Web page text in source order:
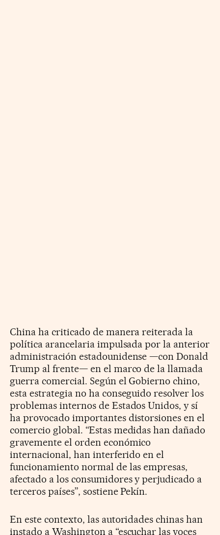
China ha criticado de manera reiterada la
política arancelaria impulsada por la anterior
administración estadounidense —con Donald
Trump al frente— en el marco de la llamada
guerra comercial. Según el Gobierno chino,
esta estrategia no ha conseguido resolver los
problemas internos de Estados Unidos, y sí
ha provocado importantes distorsiones en el
comercio global. “Estas medidas han dañado
gravemente el orden económico
internacional, han interferido en el
funcionamiento normal de las empresas,
afectado a los consumidores y perjudicado a
terceros países”, sostiene Pekín.
En este contexto, las autoridades chinas han
instado a Washington a “escuchar las voces